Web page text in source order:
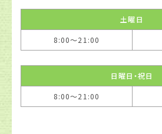
土曜日
8:00〜21:00
日曜日・祝日
8:00〜21:00